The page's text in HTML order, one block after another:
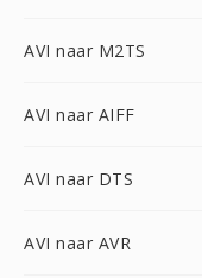
AVI naar M2TS
AVI naar AIFF
AVI naar DTS
AVI naar AVR